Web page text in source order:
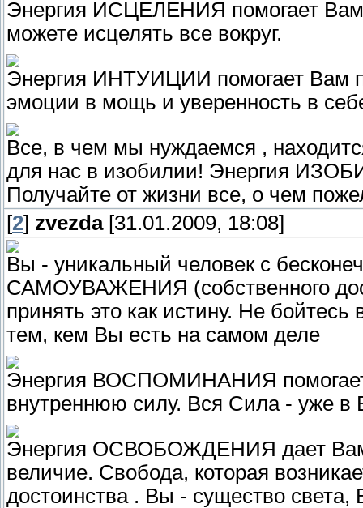
Энергия ИСЦЕЛЕНИЯ помогает Вам
можете исцелять все вокруг.
Энергия ИНТУИЦИИ помогает Вам
эмоции в мощь и уверенность в
Все, в чем мы нуждаемся ,
для нас в изобилии! Энергия
Получайте от жизни все, о чем
[2] zvezda[31.01.2009, 18:08]
Вы - уникальный человек с
САМОУВАЖЕНИЯ (собственного
принять это как истину. Не
тем, кем Вы есть на самом деле
Энергия ВОСПОМИНАНИЯ
внутреннюю силу. Вся Сила - уже в
Энергия ОСВОБОЖДЕНИЯ дает Вам
величие. Свобода, которая
достоинства . Вы - существо света,